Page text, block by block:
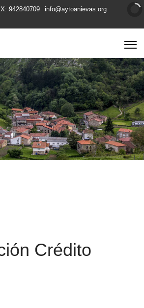
942840709 info@aytoanievas.org
Crédito